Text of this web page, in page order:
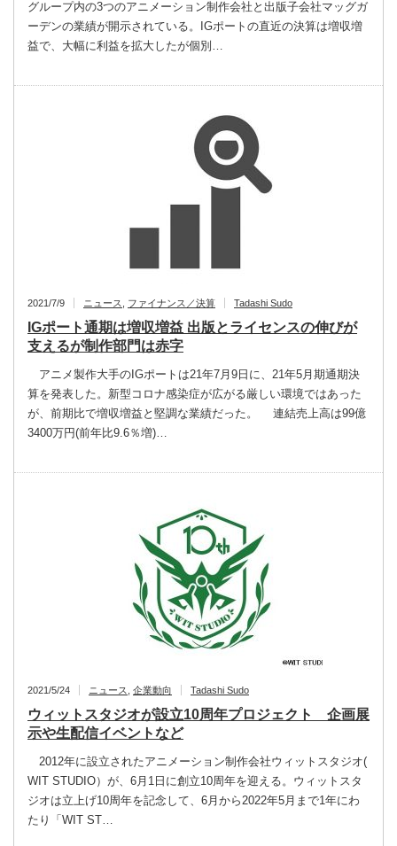
グループ内の3つのアニメーション制作会社と出版子会社マッグガ
ーデンの業績が開示されている。IGポートの直近の決算は増収増
益で、大幅に利益を拡大したが個別…
2021/7/9 ニュース ファイナンス／決算 Tadashi Sudo
IGポート通期は増収増益 出版とライセンスの伸びが
支えるが制作部門は赤字
アニメ製作大手のIGポートは21年7月9日に、21年5月期通期決
算を発表した。新型コロナ感染症が広がる厳しい環境ではあった
が、前期比で増収増益と堅調な業績だった。 連結売上高は99億
3400万円(前年比9.6％増)…
2021/5/24 ニュース 企業動向 Tadashi Sudo
ウィットスタジオが設立10周年プロジェクト 企画展
示や生配信イベントなど
2012年に設立されたアニメーション制作会社ウィットスタジオ(
WIT STUDIO）が、6月1日に創立10周年を迎える。ウィットスタ
ジオは立上げ10周年を記念して、6月から2022年5月まで1年にわ
たり「WIT ST…